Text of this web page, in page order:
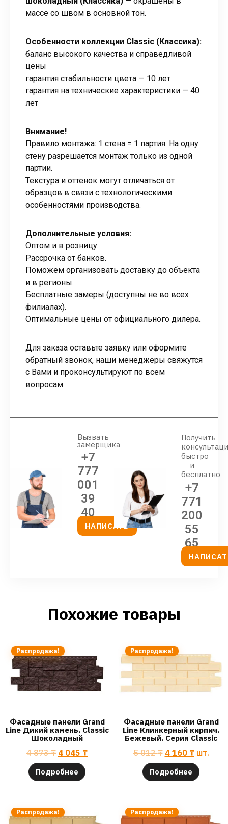
массе со швом в основной тон.
Особенности коллекции Classic (Классика):
баланс высокого качества и справедливой
цены
гарантия стабильности цвета — 10 лет
гарантия на технические характеристики — 40
лет
Внимание!
Правило монтажа: 1 стена = 1 партия. На одну
стену разрешается монтаж только из одной
партии.
Текстура и оттенок могут отличаться от
образцов в связи с технологическими
особенностями производства.
Дополнительные условия:
Оптом и в розницу.
Рассрочка от банков.
Поможем организовать доставку до объекта
и в регионы.
Бесплатные замеры (доступны не во всех
филиалах).
Оптимальные цены от официального дилера.
Для заказа оставьте заявку или оформите
обратный звонок, наши менеджеры свяжутся
с Вами и проконсультируют по всем
вопросам.
Вызвать
замерщика
+7
777
001
39
40
НАПИСАТЬ
Получить
быстро
и
бесплатно
+7
771
200
55
65
Похожие товары
Распродажа!
Фасадные панели Grand
Line Дикий камень. Classic
Шоколадный
4 873₸ 4 045 ₸
Подробнее
Распродажа!
Фасадные панели Grand
Line Клинкерный кирпич.
Бежевый. Серия Classic
5 012₸ 4 160 ₸ шт.
Подробнее
Распродажа! Распродажа!